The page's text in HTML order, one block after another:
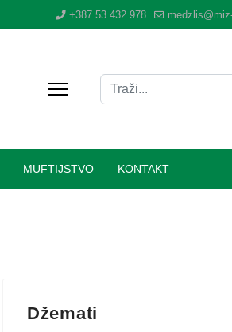
+387 53 432 978
Traži
MUFTIJSTVO KONTAKT
Džemati